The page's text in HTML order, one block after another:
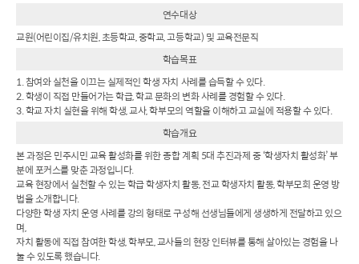
연수대상
교원(어린이집/유치원, 초등학교, 중학교, 고등학교) 및 교육전문직
학습목표
1. 참여와 실천을 이끄는 실제적인 학생 자치 사례를 습득할 수 있다.
2. 학생이 직접 만들어가는 학급, 학교 문화의 변화 사례를 경험할 수 있다.
3. 학교 자치 실현을 위해 학생, 교사, 학부모의 역할을 이해하고 교실에 적용할 수 있다.
학습개요
본 과정은 민주시민 교육 활성화를 위한 종합 계획 5대 추진과제 중 ‘학생자치 활성화’ 부
분에 포커스를 맞춘 과정입니다.
교육 현장에서 실천할 수 있는 학급 학생자치 활동, 전교 학생자치 활동, 학부모회 운영 방
법을 소개합니다.
다양한 학생 자치 운영 사례를 강의 형태로 구성해 선생님들에게 생생하게 전달하고 있으
며,
자치 활동에 직접 참여한 학생, 학부모, 교사들의 현장 인터뷰를 통해 살아있는 경험을 나
눌 수 있도록 했습니다.